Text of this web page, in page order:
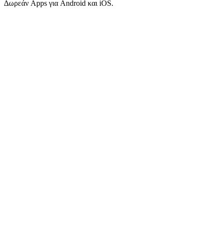
Δωρεάν Apps για Android και iOS.